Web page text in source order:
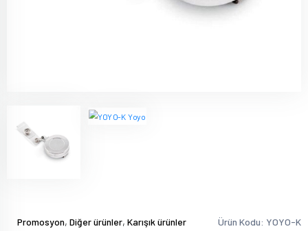
Promosyon, Diğer ürünler, Karışık ürünler Ürün Kodu: YOYO-K